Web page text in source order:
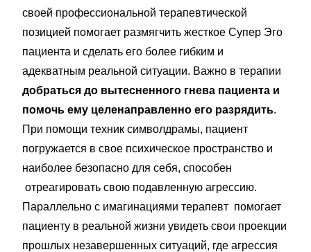
своей профессиональной терапевтической
позицией помогает размягчить жесткое Супер Эго
пациента и сделать его более гибким и
адекватным реальной ситуации. Важно в терапии
добраться до вытесненного гнева пациента и
помочь ему целенаправленно его разрядить.
При помощи техник символдрамы, пациент
погружается в свое психическое пространство и
наиболее безопасно для себя, способен
отреагировать свою подавленную агрессию.
Параллельно с имагинациями терапевт помогает
пациенту в реальной жизни увидеть свои проекции
прошлых незавершенных ситуаций, где агрессия